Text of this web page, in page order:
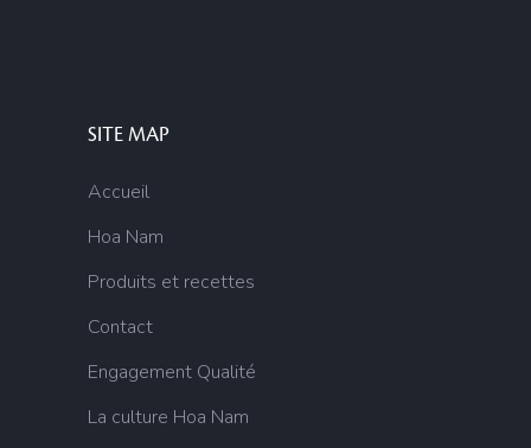
SITE MAP
Accueil
Hoa Nam
Produits et recettes
Contact
Engagement Qualité
La culture Hoa Nam